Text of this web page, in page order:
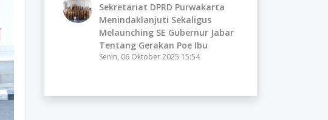
Sekretariat DPRD Purwakarta
Menindaklanjuti Sekaligus
Melaunching SE Gubernur Jabar
Tentang Gerakan Poe Ibu
Senin, 06 Oktober 2025 15:54